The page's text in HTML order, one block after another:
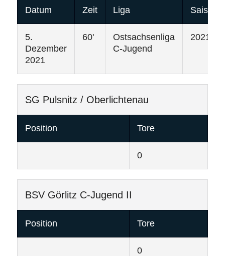
Datum Zeit Liga Saison
5.
Dezember
2021
60'
Ostsachsenliga
C-Jugend
2021/
SG Pulsnitz / Oberlichtenau
Position Tore
0
BSV Görlitz C-Jugend II
Position Tore
0